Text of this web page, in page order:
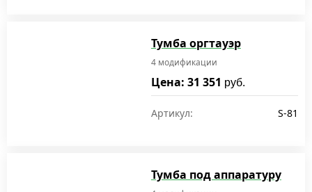
Тумба оргтауэр
4 модификации
Цена: 31 351 руб.
Артикул: S-81
Тумба под аппаратуру